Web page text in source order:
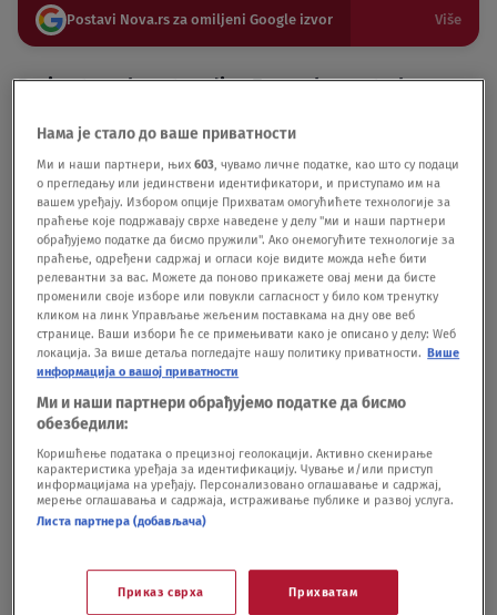
Postavi Nova.rs za omiljeni Google izvor Više
Prvi put posle pet godina Evropska centralna
cenu kredita kod nas, i to za 0,25 procentnih
poena. Da li je to dovoljno da i mi platimo manje
rate za kredite, ili ćemo morati da sačekamo
početak 2025 godine, kada prestaje da važi mera
Narodne banke po kome kamate za stambene
kredite mogu da budu najviše 4,08 odsto, to će
nam objasniti ekonomista i osnivač sajta
"Ekonoverzum" Miroslav Marinković.
Podeli vest:
Нама је стало до ваше приватности
Ми и наши партнери, њих603, чувамо личне податке, као што су подаци
о прегледању или јединствени идентификатори, и приступамо им на
вашем уређају. Избором опције Прихватам омогућићете технологије за
праћење које подржавају сврхе наведене у делу "ми и наши партнери
обрађујемо податке да бисмо пружили". Ако онемогућите технологије за
праћење, одређени садржај и огласи које видите можда неће бити
релевантни за вас. Можете да поново прикажете овај мени да бисте
променили своје изборе или повукли сагласност у било ком тренутку
кликом на линк Управљање жељеним поставкама на дну ове веб
странице. Ваши избори ће се примењивати како је описано у делу: Wеб
локација. За више детаља погледајте нашу политику приватности. Више
информација о вашој приватности
Ми и наши партнери обрађујемо податке да бисмо
обезбедили:
Коришћење података о прецизној геолокацији. Активно скенирање
карактеристика уређаја за идентификацију. Чување и/или приступ
информацијама на уређају. Персонализовано оглашавање и садржај,
мерење оглашавања и садржаја, истраживање публике и развој услуга.
Листа партнера (добављача)
Приказ сврха Прихватам